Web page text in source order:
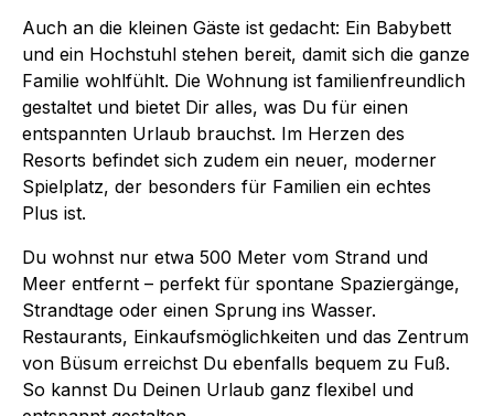
Auch an die kleinen Gäste ist gedacht: Ein Babybett
und ein Hochstuhl stehen bereit, damit sich die ganze
Familie wohlfühlt. Die Wohnung ist familienfreundlich
gestaltet und bietet Dir alles, was Du für einen
entspannten Urlaub brauchst. Im Herzen des
Resorts befindet sich zudem ein neuer, moderner
Spielplatz, der besonders für Familien ein echtes
Plus ist.
Du wohnst nur etwa 500 Meter vom Strand und
Meer entfernt – perfekt für spontane Spaziergänge,
Strandtage oder einen Sprung ins Wasser.
Restaurants, Einkaufsmöglichkeiten und das Zentrum
von Büsum erreichst Du ebenfalls bequem zu Fuß.
So kannst Du Deinen Urlaub ganz flexibel und